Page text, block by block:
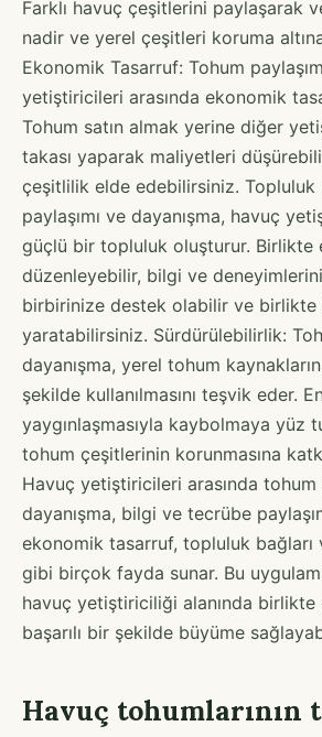
Farklı havuç çeşitlerini paylaşarak
nadir ve yerel çeşitleri koruma
Ekonomik Tasarruf: Tohum
yetiştiricileri arasında ekonomik
Tohum satın almak yerine diğer
takası yaparak maliyetleri
çeşitlilik elde edebilirsiniz. Topluluk
paylaşımı ve dayanışma, havuç
güçlü bir topluluk oluşturur. Birlikte
düzenleyebilir, bilgi ve
birbirinize destek olabilir ve birlikte
yaratabilirsiniz. Sürdürülebilirlik:
dayanışma, yerel tohum
şekilde kullanılmasını teşvik eder.
yaygınlaşmasıyla kaybolmaya yüz
tohum çeşitlerinin korunmasına
Havuç yetiştiricileri arasında tohum
dayanışma, bilgi ve tecrübe
ekonomik tasarruf, topluluk bağları
gibi birçok fayda sunar. Bu
havuç yetiştiriciliği alanında birlikte
başarılı bir şekilde büyüme
Havuç tohumlarının